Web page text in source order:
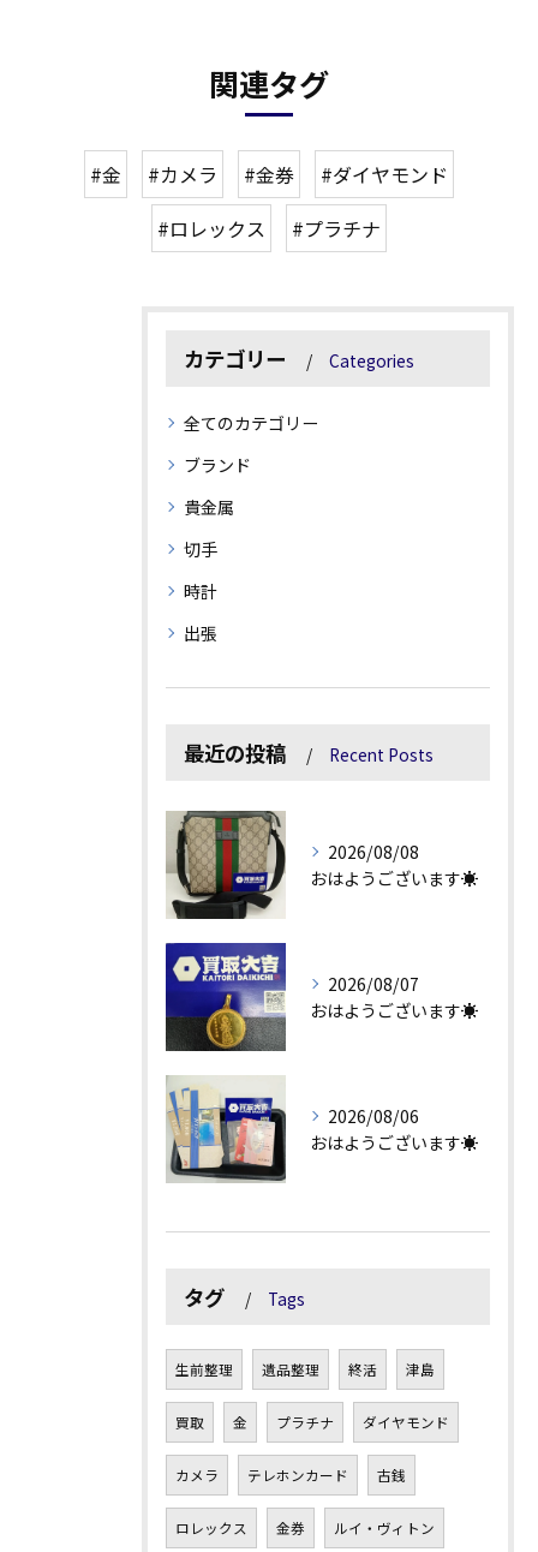
関連タグ
#金 #カメラ #金券
#ダイヤモンド
#ロレックス
#プラチナ
カテゴリー Categories
全てのカテゴリー
ブランド
貴金属
切手
時計
出張
最近の投稿 Recent Posts
2026/08/08
おはようございます☀
2026/08/07
おはようございます☀
2026/08/06
おはようございます☀
タグ Tags
生前整理 遺品整理 終活 津島
買取 金 プラチナ ダイヤモンド
カメラ テレホンカード 古銭
ロレックス 金券 ルイ・ヴィトン